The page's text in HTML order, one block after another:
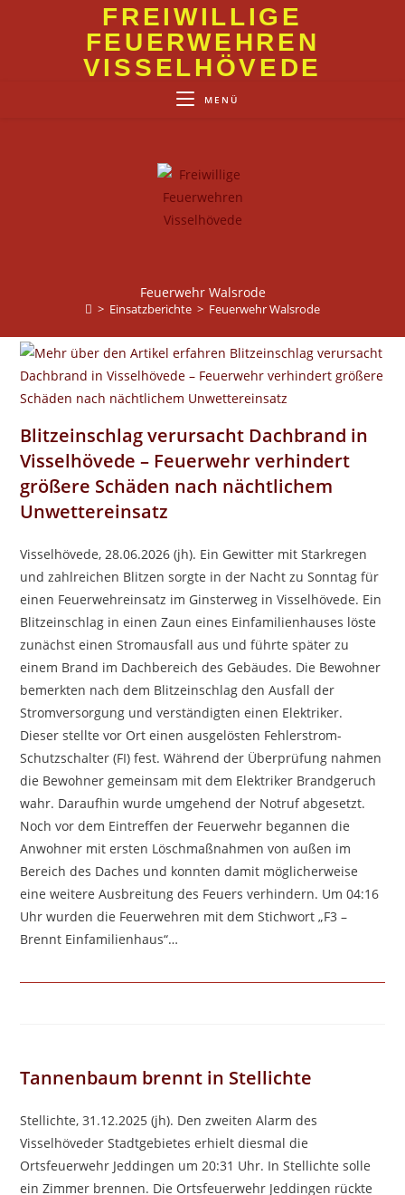
FREIWILLIGE
FEUERWEHREN
VISSELHÖVEDE
MENÜ
Feuerwehr Walsrode
> Einsatzberichte > Feuerwehr Walsrode
Blitzeinschlag verursacht Dachbrand in
Visselhövede – Feuerwehr verhindert
größere Schäden nach nächtlichem
Unwettereinsatz
Visselhövede, 28.06.2026 (jh). Ein Gewitter mit Starkregen
und zahlreichen Blitzen sorgte in der Nacht zu Sonntag für
einen Feuerwehreinsatz im Ginsterweg in Visselhövede. Ein
Blitzeinschlag in einen Zaun eines Einfamilienhauses löste
zunächst einen Stromausfall aus und führte später zu
einem Brand im Dachbereich des Gebäudes. Die Bewohner
bemerkten nach dem Blitzeinschlag den Ausfall der
Stromversorgung und verständigten einen Elektriker.
Dieser stellte vor Ort einen ausgelösten Fehlerstrom-
Schutzschalter (FI) fest. Während der Überprüfung nahmen
die Bewohner gemeinsam mit dem Elektriker Brandgeruch
wahr. Daraufhin wurde umgehend der Notruf abgesetzt.
Noch vor dem Eintreffen der Feuerwehr begannen die
Anwohner mit ersten Löschmaßnahmen von außen im
Bereich des Daches und konnten damit möglicherweise
eine weitere Ausbreitung des Feuers verhindern. Um 04:16
Uhr wurden die Feuerwehren mit dem Stichwort „F3 –
Brennt Einfamilienhaus“…
Tannenbaum brennt in Stellichte
Stellichte, 31.12.2025 (jh). Den zweiten Alarm des
Visselhöveder Stadtgebietes erhielt diesmal die
Ortsfeuerwehr Jeddingen um 20:31 Uhr. In Stellichte solle
ein Zimmer brennen. Die Ortsfeuerwehr Jeddingen rückte